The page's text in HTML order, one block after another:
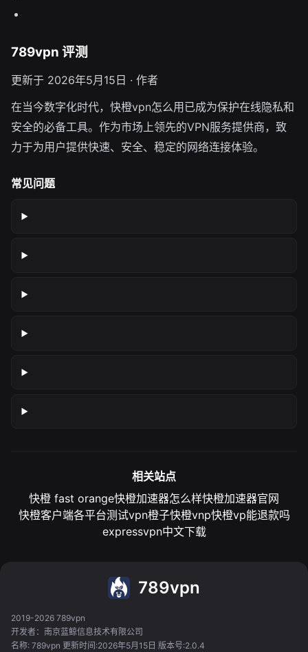
789vpn 评测
更新于 2026年5月15日 · 作者
在当今数字化时代，快橙vpn怎么用已成为保护在线隐私和
安全的必备工具。作为市场上领先的VPN服务提供商，致
力于为用户提供快速、安全、稳定的网络连接体验。
常见问题
相关站点
快橙 fast orange快橙加速器怎么样快橙加速器官网
快橙客户端各平台测试vpn橙子快橙vnp快橙vp能退款吗
expressvpn中文下载
789vpn
2019-2026 789vpn
开发者：南京蓝鲸信息技术有限公司
名称: 789vpn 更新时间:2026年5月15日 版本号:2.0.4